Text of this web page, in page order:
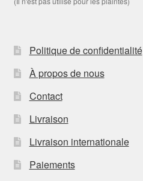
Politique de confidentialité
À propos de nous
Contact
Livraison
Livraison internationale
Paiements